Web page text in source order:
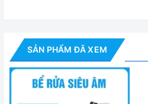
Nguồn điện
Đánh giá
SẢN PHẨM ĐÃ XEM